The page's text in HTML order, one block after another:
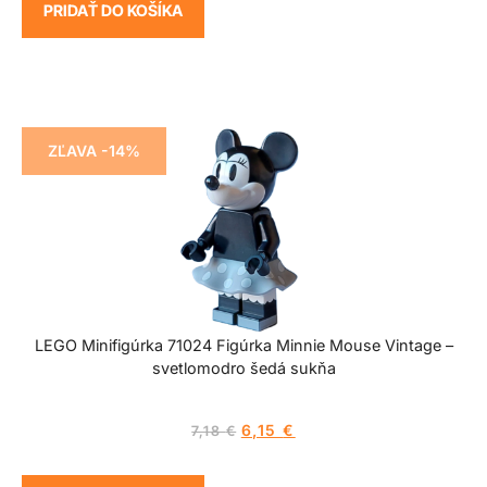
PRIDAŤ DO KOŠÍKA
ZĽAVA -14%
LEGO Minifigúrka 71024 Figúrka Minnie Mouse Vintage –
svetlomodro šedá sukňa
7,18€ 6,15€